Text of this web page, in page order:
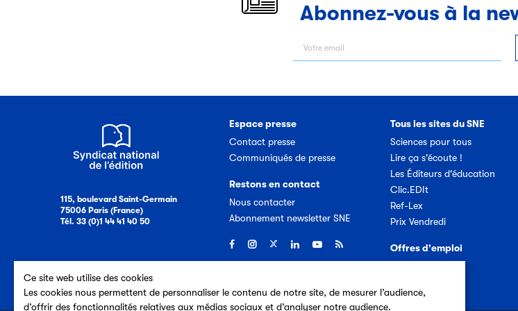
Ce site web utilise des cookies
Les cookies nous permettent de personnaliser le contenu de notre site, de mesurer l’audience,
d’offrir des fonctionnalités relatives aux médias sociaux et d’analyser notre audience.
Abonnez-vous à la
115, boulevard Saint-Germain
75006 Paris (France)
Tél. 33 (0)1 44 41 40 50
Espace presse
Contact presse
Communiqués de presse
Restons en contact
Nous contacter
Abonnement newsletter SNE
Tous les sites du SNE
Sciences pour tous
Lire ça s'écoute !
Les Éditeurs d'éducation
Clic.EDIt
Ref-Lex
Prix Vendredi
Offres d'emploi